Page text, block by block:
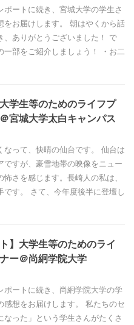
ポートに続き、宮城大学の学生さ
をお届けします。 朝はやくから話
、ありがとうございました！ で
一部をご紹介しましょう！ ・お二
学生等のためのライフプ
宮城大学太白キャンパス
なって、快晴の仙台です。 仙台は
ですが、豪雪地帯の映像をニュー
さを感じます。長崎人の私は、
です。 さて、今年度後半に登壇し
】大学生等のためのライ
ー＠尚絅学院大学
ポートに続き、尚絅学院大学の学
感想をお届けします。 私たちのセ
なった」という学生さんがたくさ